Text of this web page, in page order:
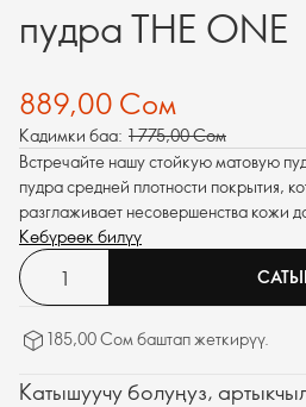
пудра THE ONE
889,00 Сом
Кадимки баа: 1 775,00 Сом
Встречайте нашу стойкую матовую
пудра средней плотности покрытия,
разглаживает несовершенства кожи
Көбүрөөк билүү
185,00 Сом баштап жеткирүү.
Катышуучу болуңуз,